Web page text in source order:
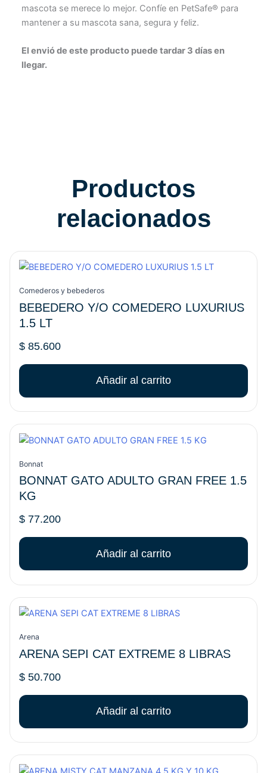
mascota se merece lo mejor. Confíe en PetSafe® para
mantener a su mascota sana, segura y feliz.
El envió de este producto puede tardar 3 días en
llegar.
Productos
relacionados
Comederos y bebederos
BEBEDERO Y/O COMEDERO LUXURIUS
1.5 LT
$85.600
Añadir al carrito
Bonnat
BONNAT GATO ADULTO GRAN FREE 1.5
KG
$77.200
Añadir al carrito
Arena
ARENA SEPI CAT EXTREME 8 LIBRAS
$50.700
Añadir al carrito
Este